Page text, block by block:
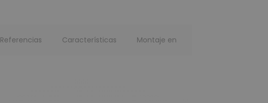
Referencias Características Montaje en